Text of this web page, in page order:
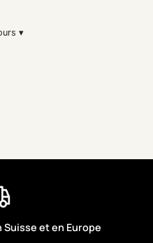
Artwork
embodies the
power of music,
into bursts of
▾
et en Europe